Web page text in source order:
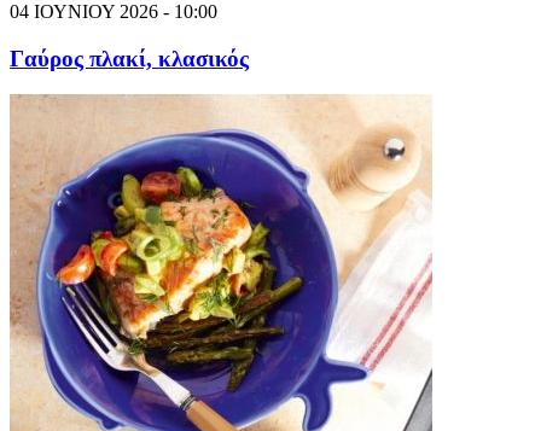
04 ΙΟΥΝΙΟΥ 2026 - 10:00
Γαύρος πλακί, κλασικός